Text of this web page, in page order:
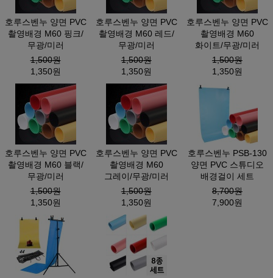
호루스벤누 양면 PVC
촬영배경 M60 핑크/
무광/미러
1,500원
1,350원
호루스벤누 양면 PVC
촬영배경 M60 레드/
무광/미러
1,500원
1,350원
호루스벤누 양면 PVC
촬영배경 M60
화이트/무광/미러
1,500원
1,350원
호루스벤누 양면 PVC
촬영배경 M60 블랙/
무광/미러
1,500원
1,350원
호루스벤누 양면 PVC
촬영배경 M60
그레이/무광/미러
1,500원
1,350원
호루스벤누 PSB-130
양면 PVC 스튜디오
배경걸이 세트
8,700원
7,900원